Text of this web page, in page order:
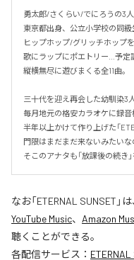
勇太郎/さくらい/でにろうの3人
東京都出身、公立小学校の同
ヒップホップ/グリッチホップ
歌にラップにポエトリー…予定
縦横無尽に遊びまくる全11曲。
三十代を迎え再会した幼馴染3
毎月地元の格安カラオケに録
半年以上かけて作り上げた「
門限はまだまだ来ないみたいな
そこのアナタも「放課後の続き
なお「ETERNAL SUNSET 」は
YouTube Music、 Amazon
聴くことができる。
各配信サービス： ETERNAL